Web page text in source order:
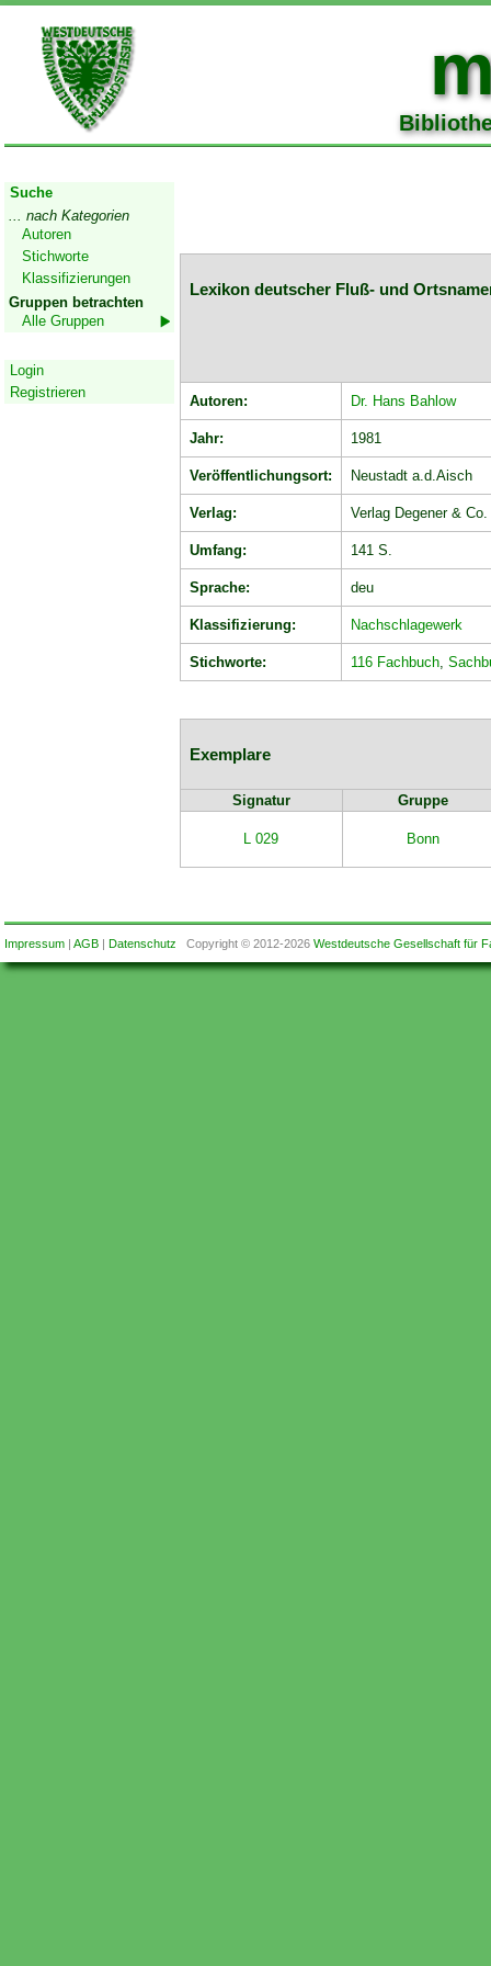
Suche
... nach Kategorien
Autoren
Stichworte
Klassifizierungen
Gruppen betrachten
Alle Gruppen
Login
Registrieren
Lexikon deutscher Fluß- und
Autoren: Dr. Hans Bahlow
Jahr: 1981
Veröffentlichungsort: Neustadt a.d.Aisch
Verlag: Verlag Degener & Co.
Umfang: 141 S.
Sprache: deu
Klassifizierung: Nachschlagewerk
Stichworte: 116 Fachbuch,
Exemplare
Signatur Gruppe
L 029 Bonn
Impressum| AGB| Datenschutz Copyright © 2012-2026 Westdeutsche Gesellschaft für